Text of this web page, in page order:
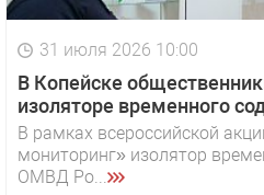
31 июля 2026 10:00
В Копейске
изоляторе временного
В рамках всероссийской
мониторинг» изолятор
ОМВД Ро...